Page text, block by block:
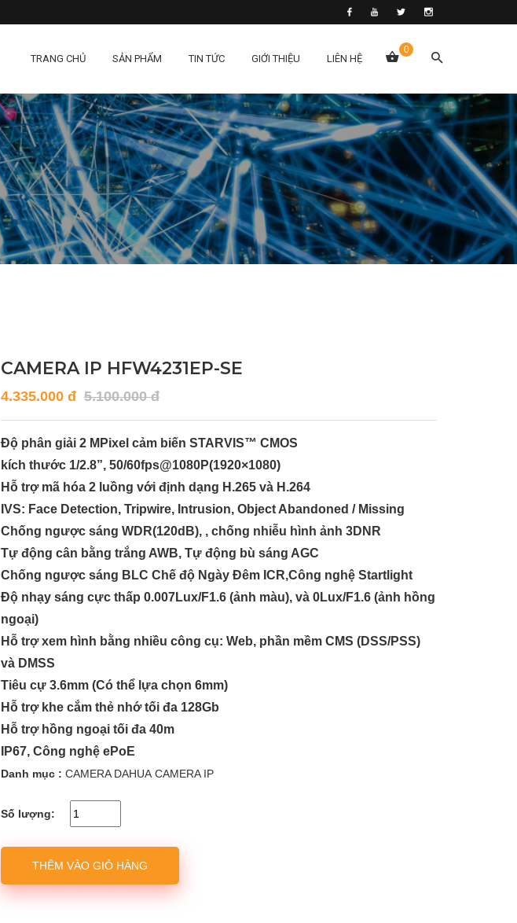
TRANG CHỦ SẢN PHẨM TIN TỨC GIỚI THIỆU LIÊN HỆ
0
CAMERA IP HFW4231EP-SE
4.335.000 đ 5.100.000 đ
Độ phân giải 2 MPixel cảm biến STARVIS™ CMOS
kích thước 1/2.8”, 50/60fps@1080P(1920×1080)
Hỗ trợ mã hóa 2 luồng với định dạng H.265 và H.264
IVS: Face Detection, Tripwire, Intrusion, Object Abandoned / Missing
Chống ngược sáng WDR(120dB), , chống nhiễu hình ảnh 3DNR
Tự động cân bằng trắng AWB, Tự động bù sáng AGC
Chống ngược sáng BLC Chế độ Ngày Đêm ICR,Công nghệ Startlight
Độ nhạy sáng cực thấp 0.007Lux/F1.6 (ảnh màu), và 0Lux/F1.6 (ảnh hồng
ngoại)
Hỗ trợ xem hình bằng nhiều công cụ: Web, phần mềm CMS (DSS/PSS)
và DMSS
Tiêu cự 3.6mm (Có thể lựa chọn 6mm)
Hỗ trợ khe cắm thẻ nhớ tối đa 128Gb
Hỗ trợ hồng ngoại tối đa 40m
IP67, Công nghệ ePoE
Danh mục : CAMERA DAHUA CAMERA IP
Số lượng:
THÊM VÀO GIỎ HÀNG